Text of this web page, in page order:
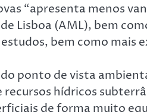
“apresenta menos
Lisboa (AML), bem
bem como mais
ponto de vista
hídricos
de forma muito